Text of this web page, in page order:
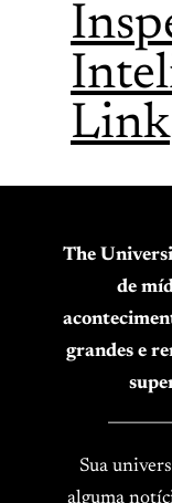
Link
The
de
grandes e
Sua
alguma